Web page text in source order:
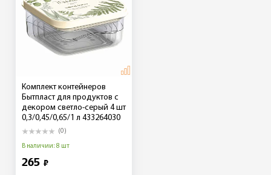
Комплект контейнеров
Бытпласт для продуктов с
декором светло-серый 4 шт
0,3/0,45/0,65/1 л 433264030
(0)
В наличии: 8 шт
265 ₽